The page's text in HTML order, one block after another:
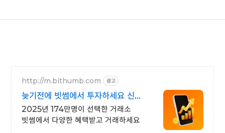
http://m.bithumb.com 광고
늦기전에 빗썸에서 투자하세요 신규
가입 시 5만원 혜택
2025년 174만명이 선택한 거래소
빗썸에서 다양한 혜택받고 거래하세요